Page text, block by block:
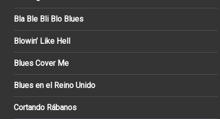
Bla Ble Bli Blo Blues
Blowin’ Like Hell
Blues Cover Me
Blues en el Reino Unido
Cortando Rábanos